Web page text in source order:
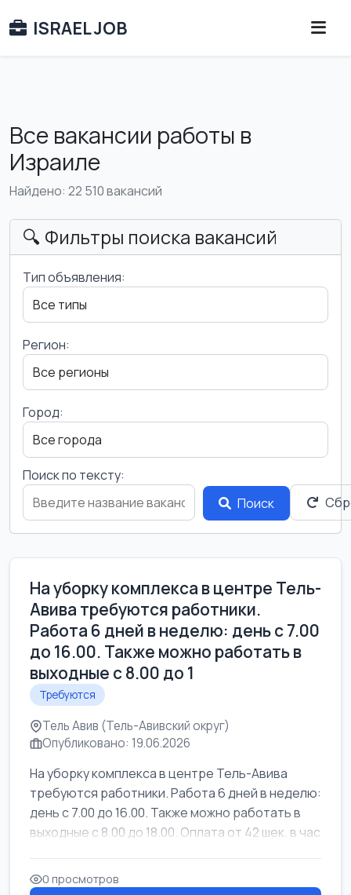
ISRAEL JOB
Все вакансии работы в
Израиле
Найдено: 22 510 вакансий
🔍 Фильтры поиска вакансий
Тип объявления:
Регион:
Город:
Поиск по тексту:
Поиск
На уборку комплекса в центре Тель-
Авива требуются работники.
Работа 6 дней в неделю: день с 7.00
до 16.00. Также можно работать в
выходные с 8.00 до 1
Требуются
Тель Авив (Тель-Авивский округ)
Опубликовано: 19.06.2026
На уборку комплекса в центре Тель-Авива
требуются работники. Работа 6 дней в неделю:
день с 7.00 до 16.00. Также можно работать в
выходные с 8.00 до 18.00. Оплата от 42 шек. в час
0 просмотров